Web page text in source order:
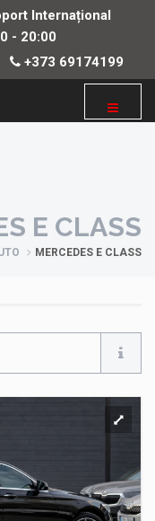
Internațional
- 20:00
+373 69174199
E CLASS
MERCEDES E CLASS